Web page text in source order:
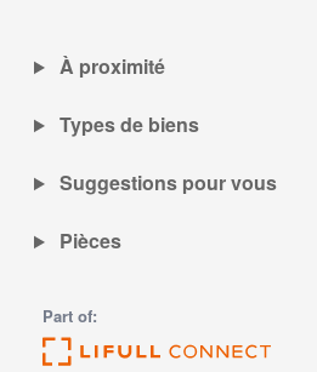
À proximité
Types de biens
Suggestions pour vous
Pièces
Part of: